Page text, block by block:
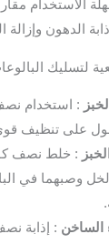
مقارنة
وإزالة الروائح
البالوعات:
استخدام نصف
قوي
: خلط نصف كوب من
في البالوعة،
: إذابة نصف